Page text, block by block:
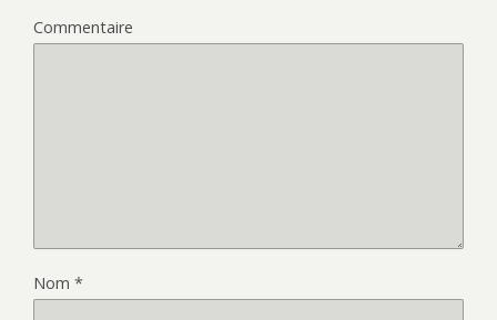
Commentaire
Nom *